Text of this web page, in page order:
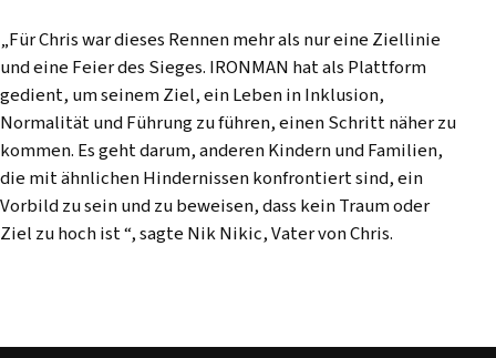
„Für Chris war dieses Rennen mehr als nur eine Ziellinie
und eine Feier des Sieges. IRONMAN hat als Plattform
gedient, um seinem Ziel, ein Leben in Inklusion,
Normalität und Führung zu führen, einen Schritt näher zu
kommen. Es geht darum, anderen Kindern und Familien,
die mit ähnlichen Hindernissen konfrontiert sind, ein
Vorbild zu sein und zu beweisen, dass kein Traum oder
Ziel zu hoch ist “, sagte Nik Nikic, Vater von Chris.